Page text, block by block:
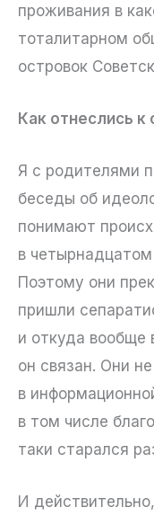
проживания в
тоталитарном
островок
Как отнеслись к
Я с родителями
беседы об
понимают
в
Поэтому они
пришли
и откуда вообще
он связан. Они
в
в том числе
таки старался
И